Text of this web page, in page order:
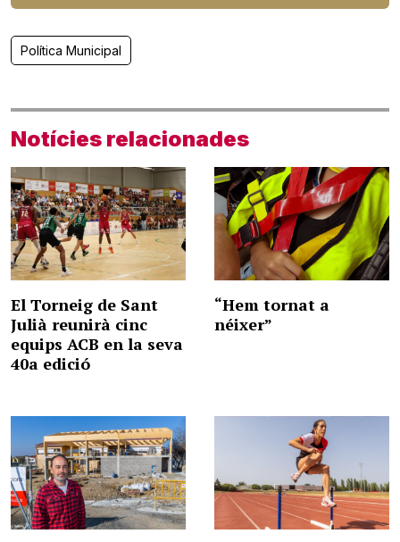
Política Municipal
Notícies relacionades
El Torneig de Sant
Julià reunirà cinc
equips ACB en la seva
40a edició
“Hem tornat a
néixer”